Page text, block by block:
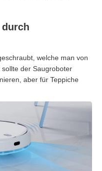
welche man von
der Saugroboter
aber für Teppiche